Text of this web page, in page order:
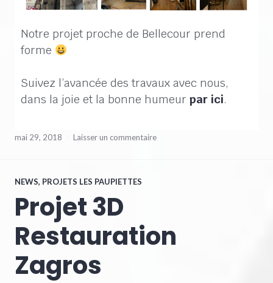
Notre projet proche de Bellecour prend
forme
Suivez l’avancée des travaux avec nous,
dans la joie et la bonne humeur par ici.
mai 29, 2018 Laisser un commentaire
NEWS, PROJETS LES PAUPIETTES
Projet 3D
Restauration
Zagros